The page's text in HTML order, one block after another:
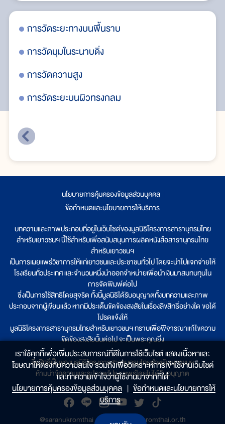
การวัดระยะทางบนพื้นราบ
การวัดมุมในระนาบดิ่ง
การวัดความสูง
การวัดระยะบนผิวทรงกลม
นโยบายการคุ้มครองข้อมูลส่วนบุคคล
ข้อกำหนดและนโยบายการให้บริการ
บทความและภาพประกอบที่อยู่ในเว็บไซต์ของมูลนิธิโครงการสารานุกรมไทย
สำหรับเยาวชนฯ นี้ใช้สำหรับเพื่อสนับสนุนการผลิตหนังสือสารานุกรมไทย
สำหรับเยาวชนฯ
เป็นการเผยแพร่วิชาการให้แก่เยาวชนและประชาชนทั่วไป โดยจะนำไปแจกจ่ายให้
โรงเรียนทั่วประเทศ และจำนวนหนึ่งนำออกจำหน่ายเพื่อนำเงินมาสมทบทุนใน
การจัดพิมพ์ต่อไป
ซึ่งเป็นการใช้สิทธิโดยสุจริต ทั้งนี้มูลนิธิได้รับอนุญาตทั้งบทความและภาพ
ประกอบจากผู้เขียนแล้ว หากมีประเด็นขัดข้องสงสัยในเรื่องลิขสิทธิ์อย่างใด ขอได้
โปรดแจ้งให้
มูลนิธิโครงการสารานุกรมไทยสำหรับเยาวชนฯ ทราบเพื่อพิจารณาแก้ไขความ
ขัดข้องสงสัยนั้นต่อไป จะเป็นพระคุณยิ่ง
ลิขสิทธิ์เป็นของมูลนิธิโครงการสารานุกรมไทยสำหรับเยาวชนฯ
ห้ามนำข้อความและรูปภาพไปเผยแพร่โดยไม่ได้รับอนุญาต
@saranukromthai | www.saranukromthai.or.th
เราใช้คุกกี้เพื่อเพิ่มประสบการณ์ที่ดีในการใช้เว็บไซต์ แสดงเนื้อหาและ
โฆษณาให้ตรงกับความสนใจ รวมถึงเพื่อวิเคราะห์การเข้าใช้งานเว็บไซต์
และทำความเข้าใจว่าผู้ใช้งานมาจากที่ใด๋
นโยบายการคุ้มครองข้อมูลส่วนบุคคล | ข้อกำหนดและนโยบายการให้
บริการ